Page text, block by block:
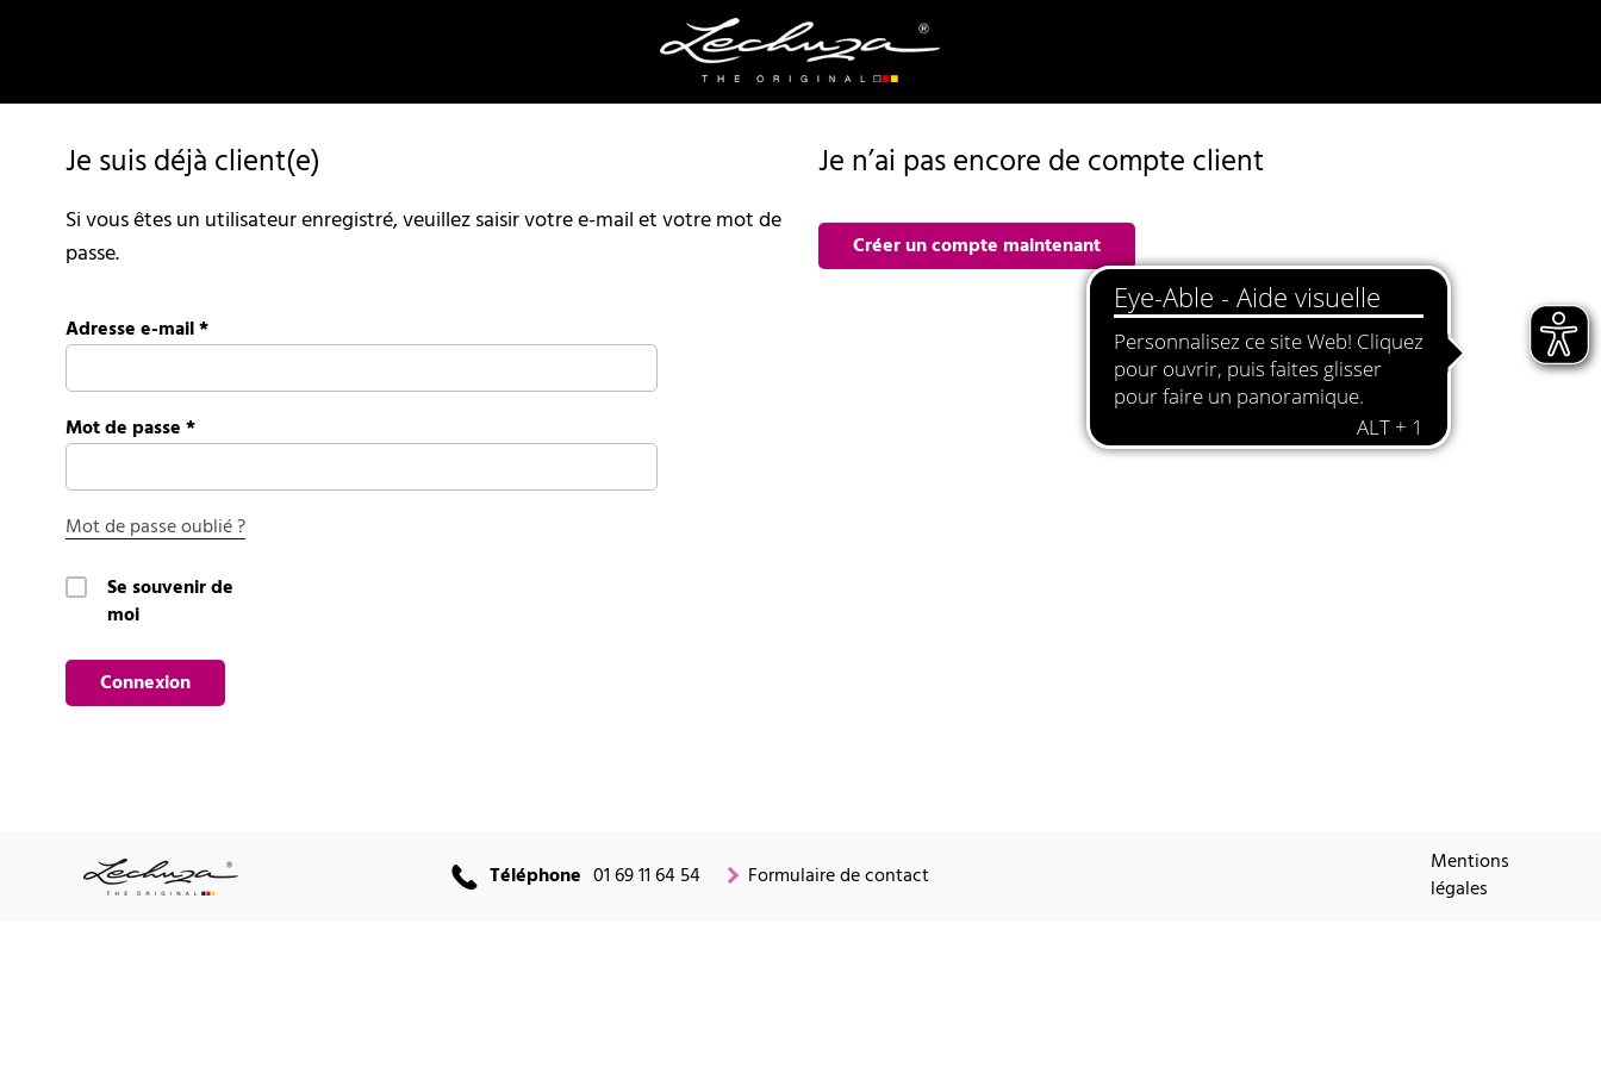
Je suis déjà client(e)
Si vous êtes un utilisateur enregistré, veuillez saisir votre e-mail et votre mot de
passe.
Adresse e-mail*
Mot de passe*
Mot de passe oublié ?
Se souvenir de
moi
Connexion
Je n’ai pas encore de compte client
Créer un compte maintenant
Téléphone 01 69 11 64 54 Formulaire de contact
Mentions
légales